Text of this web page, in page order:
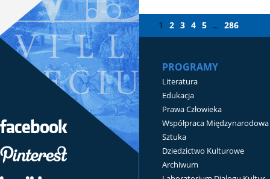
1 2 3 4 5 ... 286
PROGRAMY
Literatura
Edukacja
Prawa Człowieka
Współpraca Międzynarodowa
Sztuka
Dziedzictwo Kulturowe
Archiwum